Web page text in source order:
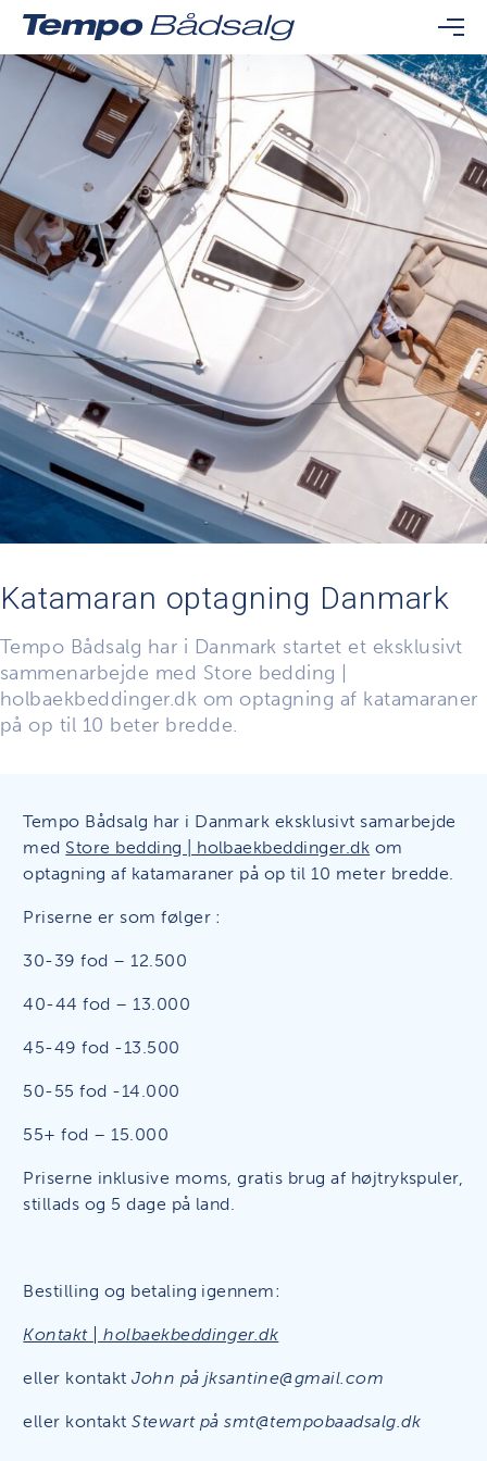
Katamaran optagning Danmark
Tempo Bådsalg har i Danmark startet et eksklusivt
sammenarbejde med Store bedding |
holbaekbeddinger.dk om optagning af katamaraner
på op til 10 beter bredde.
Tempo Bådsalg har i Danmark eksklusivt samarbejde
med Store bedding | holbaekbeddinger.dk om
optagning af katamaraner på op til 10 meter bredde.
Priserne er som følger :
30-39 fod – 12.500
40-44 fod – 13.000
45-49 fod -13.500
50-55 fod -14.000
55+ fod – 15.000
Priserne inklusive moms, gratis brug af højtrykspuler,
stillads og 5 dage på land.
Bestilling og betaling igennem:
Kontakt | holbaekbeddinger.dk
eller kontaktJohn på jksantine@gmail.com
eller kontaktStewart på smt@tempobaadsalg.dk